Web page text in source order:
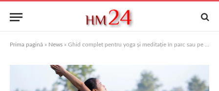
Prima pagină » News » Ghid complet pentru yoga și meditație în parc sau pe malul apei